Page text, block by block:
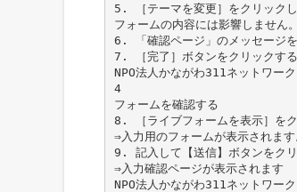
5. ［テーマを変更］をクリック
フォームの内容には影響しません。
6. 「確認ページ」のメッセージ
7. ［完了］ボタンをクリックする
NPO法人かながわ311ネットワーク
4
フォームを確認する
8. ［ライブフォームを表示］を
⇒入力用のフォームが表示されます
9. 記入して【送信】ボタンをク
⇒入力確認ページが表示されます
NPO法人かながわ311ネットワーク